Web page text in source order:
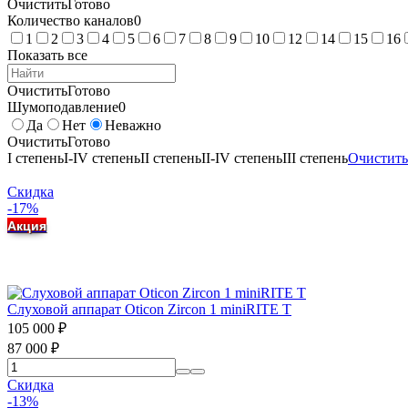
ОчиститьГотово
Количество каналов0
1
2 3 4 5 6 7 8 9 10 12 14 15 16
Показать все
ОчиститьГотово
Шумоподавление0
Да
Нет
Неважно
ОчиститьГотово
I степеньI-IV степеньII степеньII-IV степеньIII степень
Скидка
-17%
Акция
Слуховой аппарат Oticon Zircon 1 miniRITE T
105 000 ₽
87 000 ₽
Скидка
-13%